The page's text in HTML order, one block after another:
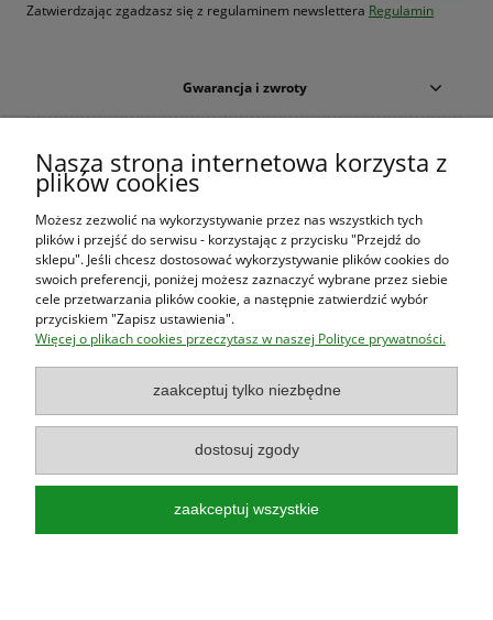
Zatwierdzając zgadzasz się z regulaminem newslettera Regulamin
Gwarancja i zwroty
O firmie
Księgarnia Las Książek www.lasksiazek.pl| Aleje Jerozolimskie
53 (p. 2, lok. 212)| 00-697 Warszawa | 22 290 23 47 | Serdecznie
zapraszamy!
jest czynna od poniedziałku do piątku w godzinach
- 16:00
Najlepsze książki o polskiej przyrodzie!
Nasza strona internetowa korzysta z
plików cookies
Możesz zezwolić na wykorzystywanie przez nas wszystkich tych
plików i przejść do serwisu - korzystając z przycisku "Przejdź do
sklepu". Jeśli chcesz dostosować wykorzystywanie plików cookies do
swoich preferencji, poniżej możesz zaznaczyć wybrane przez siebie
cele przetwarzania plików cookie, a następnie zatwierdzić wybór
przyciskiem "Zapisz ustawienia".
Więcej o plikach cookies przeczytasz w naszej Polityce prywatności.
zaakceptuj tylko niezbędne
dostosuj zgody
zaakceptuj wszystkie